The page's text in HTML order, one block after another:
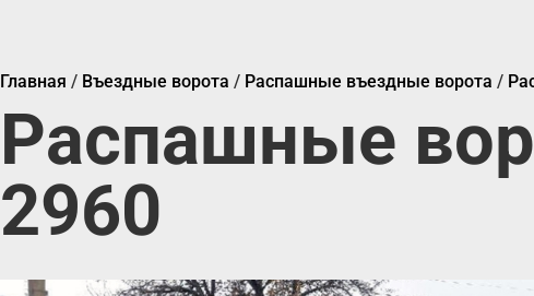
Главная / Въездные ворота / Распашные въездные ворота /
Распашные
2960